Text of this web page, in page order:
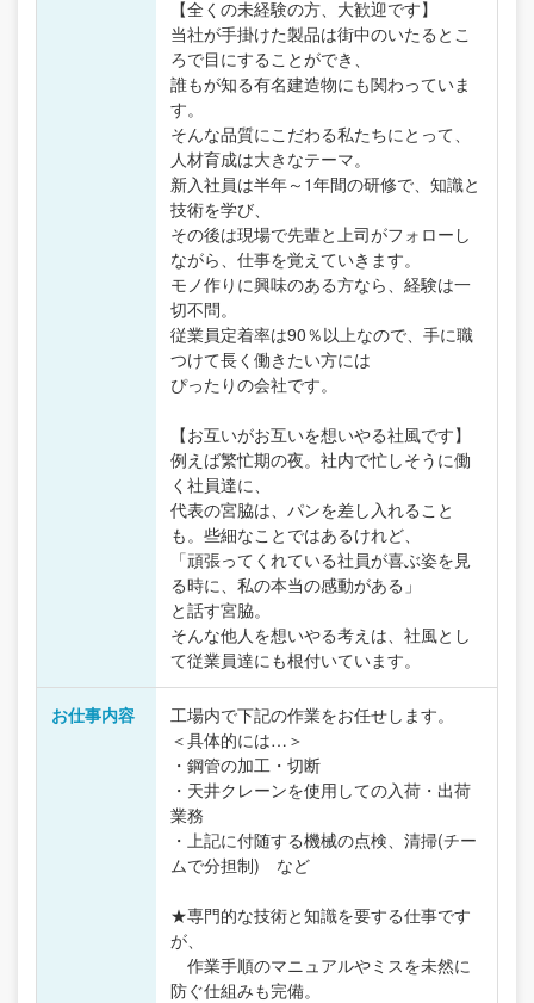
【全くの未経験の方、大歓迎です】
当社が手掛けた製品は街中のいたるとこ
ろで目にすることができ、
誰もが知る有名建造物にも関わっていま
す。
そんな品質にこだわる私たちにとって、
人材育成は大きなテーマ。
新入社員は半年～1年間の研修で、知識と
技術を学び、
その後は現場で先輩と上司がフォローし
ながら、仕事を覚えていきます。
モノ作りに興味のある方なら、経験は一
切不問。
従業員定着率は90％以上なので、手に職
つけて長く働きたい方には
ぴったりの会社です。
【お互いがお互いを想いやる社風です】
例えば繁忙期の夜。社内で忙しそうに働
く社員達に、
代表の宮脇は、パンを差し入れること
も。些細なことではあるけれど、
「頑張ってくれている社員が喜ぶ姿を見
る時に、私の本当の感動がある」
と話す宮脇。
そんな他人を想いやる考えは、社風とし
て従業員達にも根付いています。
お仕事内容
工場内で下記の作業をお任せします。
＜具体的には…＞
・鋼管の加工・切断
・天井クレーンを使用しての入荷・出荷
業務
・上記に付随する機械の点検、清掃(チー
ムで分担制) など
★専門的な技術と知識を要する仕事です
が、
作業手順のマニュアルやミスを未然に
防ぐ仕組みも完備。